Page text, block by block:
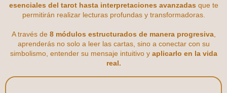
esenciales del tarot hasta interpretaciones avanzadas que te
permitirán realizar lecturas profundas y transformadoras.
A través de 8 módulos estructurados de manera progresiva,
aprenderás no solo a leer las cartas, sino a conectar con su
simbolismo, entender su mensaje intuitivo y aplicarlo en la vida
real.